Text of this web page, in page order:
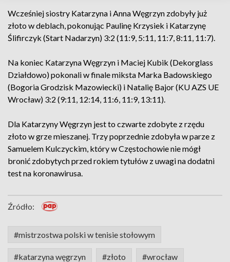
Wcześniej siostry Katarzyna i Anna Węgrzyn zdobyły już
złoto w deblach, pokonując Paulinę Krzysiek i Katarzynę
Ślifirczyk (Start Nadarzyn) 3:2 (11:9, 5:11, 11:7, 8:11, 11:7).
Na koniec Katarzyna Węgrzyn i Maciej Kubik (Dekorglass
Działdowo) pokonali w finale miksta Marka Badowskiego
(Bogoria Grodzisk Mazowiecki) i Natalię Bajor (KU AZS UE
Wrocław) 3:2 (9:11, 12:14, 11:6, 11:9, 13:11).
Dla Katarzyny Węgrzyn jest to czwarte zdobyte z rzędu
złoto w grze mieszanej. Trzy poprzednie zdobyła w parze z
Samuelem Kulczyckim, który w Częstochowie nie mógł
bronić zdobytych przed rokiem tytułów z uwagi na dodatni
test na koronawirusa.
Źródło:
#mistrzostwa polski w tenisie stołowym
#katarzyna węgrzyn #złoto #wrocław